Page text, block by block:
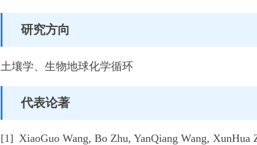
研究方向
土壤学、生物地球化学循环
代表论著
[1] XiaoGuo Wang, Bo Zhu, YanQiang Wang, XunHua